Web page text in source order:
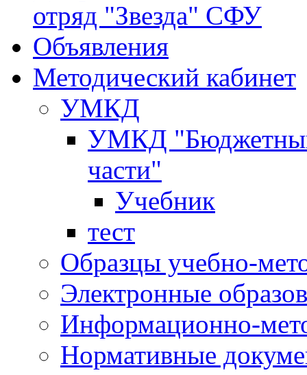
отряд "Звезда" СФУ
Объявления
Методический кабинет
УМКД
УМКД "Бюджетный
части"
Учебник
тест
Образцы учебно-
Электронные
Информационно-
Нормативные